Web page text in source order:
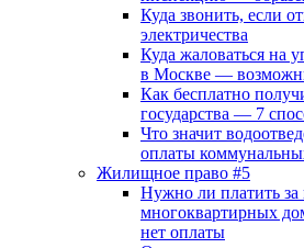
Куда звонить, если
электричества
Куда жаловаться на
в Москве —
Как бесплатно
государства — 7
Что значит
оплаты
Жилищное право #5
Нужно ли платить за
многоквартирных
нет оплаты